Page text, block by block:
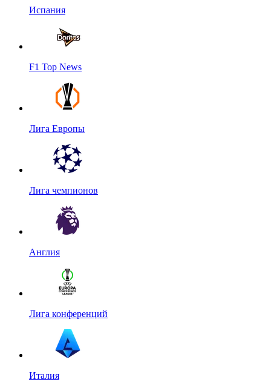
Испания
F1 Top News
Лига Европы
Лига чемпионов
Англия
Лига конференций
Италия